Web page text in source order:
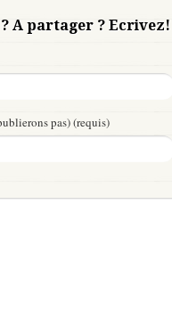
A partager ? Ecrivez!
pas) (requis)